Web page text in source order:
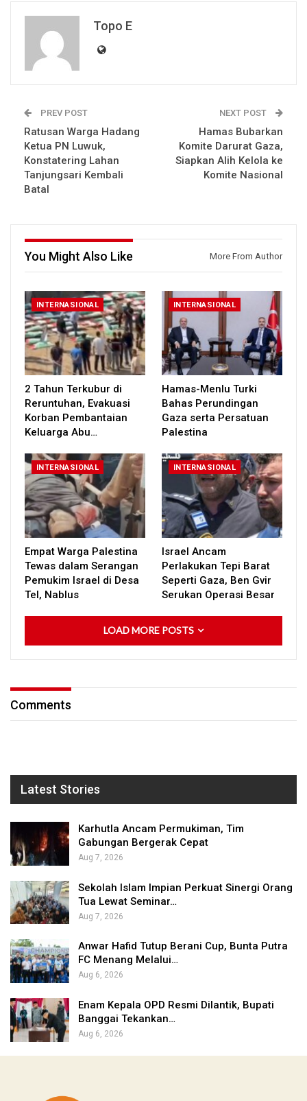
Topo E
PREV POST
Ratusan Warga Hadang
Ketua PN Luwuk,
Konstatering Lahan
Tanjungsari Kembali
Batal
NEXT POST
Hamas Bubarkan
Komite Darurat Gaza,
Siapkan Alih Kelola ke
Komite Nasional
You Might Also Like More From Author
INTERNASIONAL
2 Tahun Terkubur di
Reruntuhan, Evakuasi
Korban Pembantaian
Keluarga Abu…
INTERNASIONAL
Hamas-Menlu Turki
Bahas Perundingan
Gaza serta Persatuan
Palestina
INTERNASIONAL
Empat Warga Palestina
Tewas dalam Serangan
Pemukim Israel di Desa
Tel, Nablus
INTERNASIONAL
Israel Ancam
Perlakukan Tepi Barat
Seperti Gaza, Ben Gvir
Serukan Operasi Besar
LOAD MORE POSTS
Comments
Latest Stories
Karhutla Ancam Permukiman, Tim
Gabungan Bergerak Cepat
Aug 7, 2026
Sekolah Islam Impian Perkuat Sinergi Orang
Tua Lewat Seminar…
Aug 7, 2026
Anwar Hafid Tutup Berani Cup, Bunta Putra
FC Menang Melalui…
Aug 6, 2026
Enam Kepala OPD Resmi Dilantik, Bupati
Banggai Tekankan…
Aug 6, 2026